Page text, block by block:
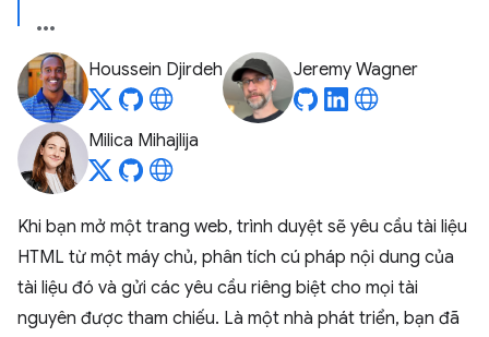
Houssein Djirdeh Jeremy Wagner
Milica Mihajlija
Khi bạn mở một trang web, trình duyệt sẽ yêu cầu tài liệu
HTML từ một máy chủ, phân tích cú pháp nội dung của
tài liệu đó và gửi các yêu cầu riêng biệt cho mọi tài
nguyên được tham chiếu. Là một nhà phát triển, bạn đã